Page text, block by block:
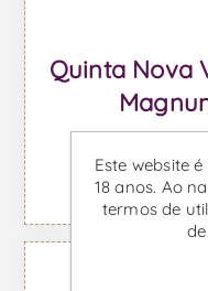
Quinta Nova
Desde
Este website
18 anos. Ao
termos de